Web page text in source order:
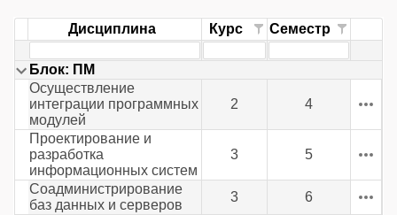
Дисциплина Курс Семестр
Блок: ПМ
Осуществление
интеграции программных
модулей
2 4
Проектирование и
разработка
информационных систем
3 5
Соадминистрирование
баз данных и серверов
3
6